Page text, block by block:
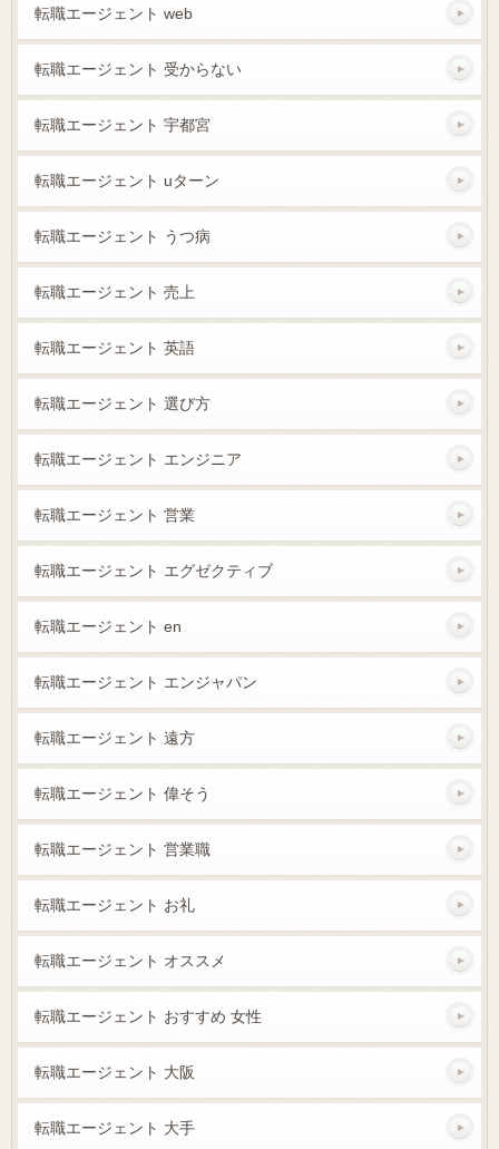
転職エージェント web
転職エージェント 受からない
転職エージェント 宇都宮
転職エージェント uターン
転職エージェント うつ病
転職エージェント 売上
転職エージェント 英語
転職エージェント 選び方
転職エージェント エンジニア
転職エージェント 営業
転職エージェント エグゼクティブ
転職エージェント en
転職エージェント エンジャパン
転職エージェント 遠方
転職エージェント 偉そう
転職エージェント 営業職
転職エージェント お礼
転職エージェント オススメ
転職エージェント おすすめ 女性
転職エージェント 大阪
転職エージェント 大手